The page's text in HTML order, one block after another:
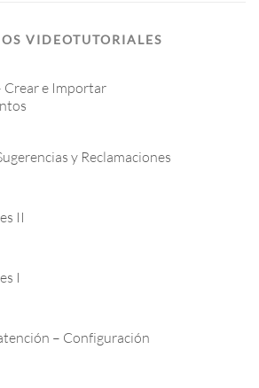
VIDEOTUTORIALES
Crear e Importar
y Reclamaciones
II
I
– Configuración